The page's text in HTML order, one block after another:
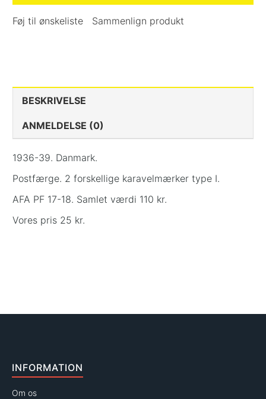
Føj til ønskeliste Sammenlign produkt
BESKRIVELSE
ANMELDELSE (0)
1936-39. Danmark.
Postfærge. 2 forskellige karavelmærker type I.
AFA PF 17-18. Samlet værdi 110 kr.
Vores pris 25 kr.
INFORMATION
Om os